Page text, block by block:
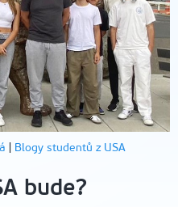
Blogy studentů z USA
bude?